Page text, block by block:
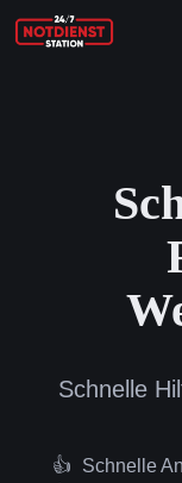
Schnelle
Schnelle